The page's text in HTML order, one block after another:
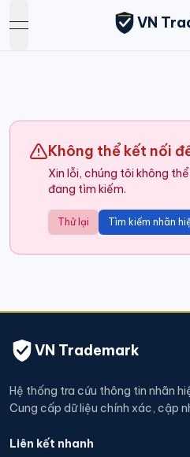
open navigation menu
VN
Không thể kết nối
Xin lỗi, chúng tôi không
đang tìm kiếm.
Thử lại Tìm kiếm nhãn
VN Trademark
Hệ thống tra cứu thông tin nhãn
Cung cấp dữ liệu chính xác, cập
Liên kết nhanh